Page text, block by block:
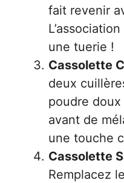
fait revenir
une tuerie !
Cassolette
deux
poudre
avant de
une touche
Cassolette
Remplacez